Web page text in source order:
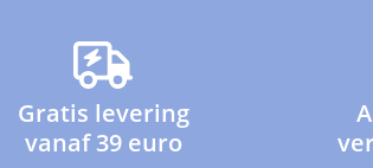
Gratis levering
vanaf 39 euro